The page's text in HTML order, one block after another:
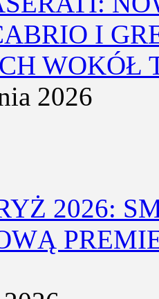
I
WOKÓŁ
2026
2026: